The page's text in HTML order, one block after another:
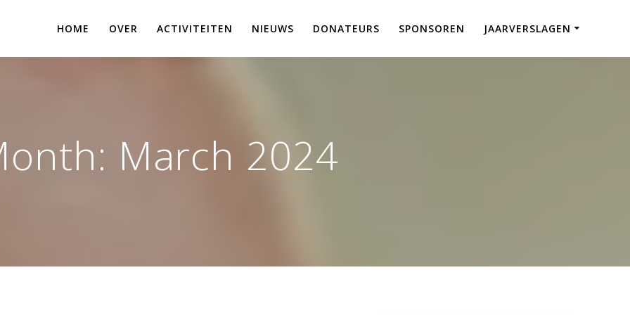
HOME OVER ACTIVITEITEN NIEUWS DONATEURS SPONSOREN JAARVERSLAGEN
March 2024